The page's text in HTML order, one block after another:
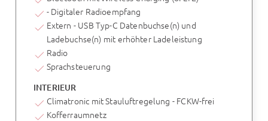
- Digitaler Radioempfang
Extern - USB Typ-C Datenbuchse(n) und
Ladebuchse(n) mit erhöhter Ladeleistung
Radio
Sprachsteuerung
INTERIEUR
Climatronic mit Stauluftregelung - FCKW-frei
Kofferraumnetz